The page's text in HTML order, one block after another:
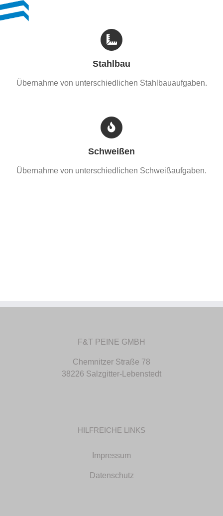
Stahlbau
Übernahme von unterschiedlichen Stahlbauaufgaben.
Schweißen
Übernahme von unterschiedlichen Schweißaufgaben.
F&T PEINE GMBH
Chemnitzer Straße 78
38226 Salzgitter-Lebenstedt
HILFREICHE LINKS
Impressum
Datenschutz